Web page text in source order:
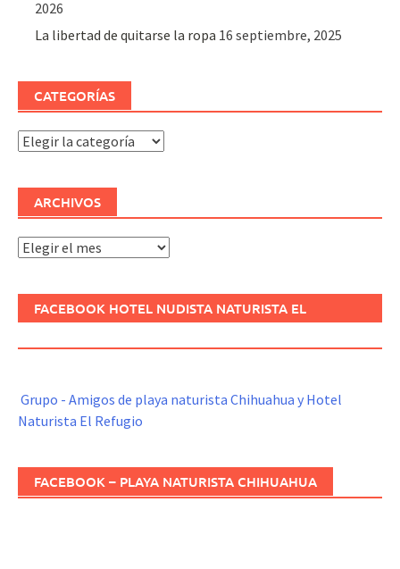
2026
La libertad de quitarse la ropa 16 septiembre, 2025
CATEGORÍAS
Categorías
ARCHIVOS
Archivos
FACEBOOK HOTEL NUDISTA NATURISTA EL
Grupo - Amigos de playa naturista Chihuahua y Hotel
Naturista El Refugio
FACEBOOK – PLAYA NATURISTA CHIHUAHUA